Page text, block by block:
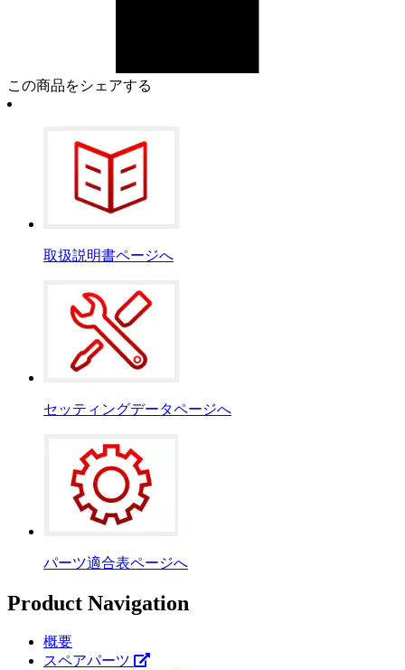
この商品をシェアする
取扱説明書ページへ
セッティングデータページへ
パーツ適合表ページへ
Product Navigation
概要
スペアパーツ